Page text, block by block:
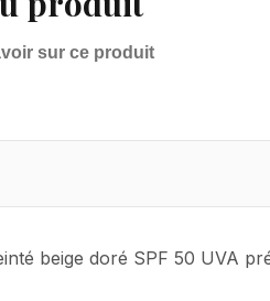
sur ce produit
beige doré SPF 50 UVA